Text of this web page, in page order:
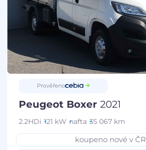
Prověřeno
Peugeot Boxer 2021
2.2HDi 121 kW nafta 35 067 km
koupeno nové v ČR